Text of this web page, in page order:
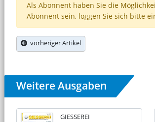
Als Abonnent haben Sie die
Abonnent sein, loggen Sie sich bitte
vorheriger Artikel
Weitere Ausgaben
GIESSEREI